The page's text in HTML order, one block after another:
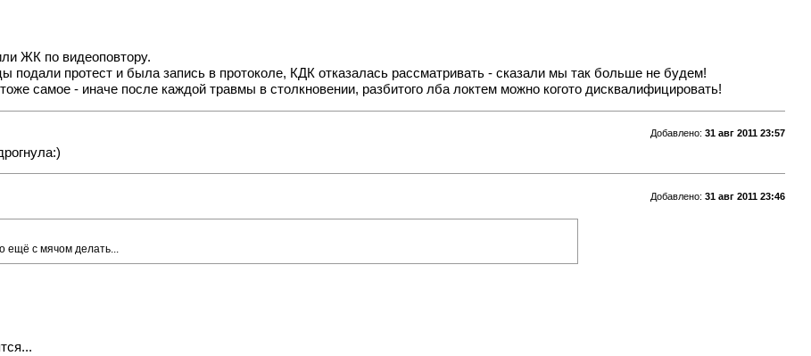
ЖК по видеоповтору.
подали протест и была запись в протоколе, КДК отказалась рассматривать - сказали мы так больше не будем!
самое - иначе после каждой травмы в столкновении, разбитого лба локтем можно когото дисквалифицировать!
Добавлено: 31 авг 2011 23:57
Добавлено: 31 авг 2011 23:46
ещё с мячом делать...